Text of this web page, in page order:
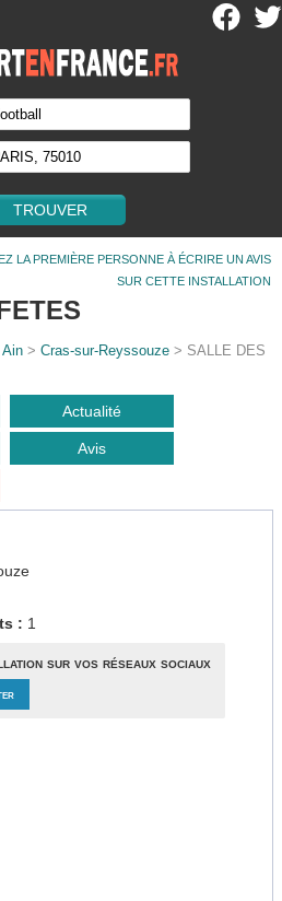
LA PREMIÈRE PERSONNE À ÉCRIRE UN AVIS
SUR CETTE INSTALLATION
Ain >Cras-sur-Reyssouze > SALLE DES
Actualité
Avis
: 1
sur vos réseaux sociaux